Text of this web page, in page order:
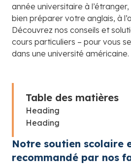
année universitaire à
bien préparer votre anglais, à
Découvrez nos conseils et
cours particuliers – pour vous
dans une université américaine.
Table des matières
Heading
Heading
Notre soutien scolaire
recommandé par nos